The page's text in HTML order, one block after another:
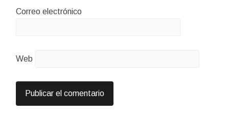
Correo electrónico
Web